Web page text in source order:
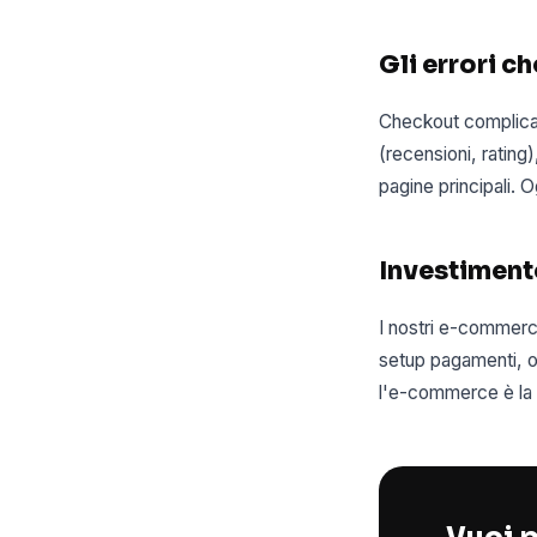
Gli errori
Checkout
(recensioni,
pagine principali.
I nostri e-
setup pagamenti,
l'e-commerce è la